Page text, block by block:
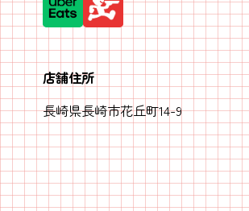
店舗住所
長崎県長崎市花丘町14-9